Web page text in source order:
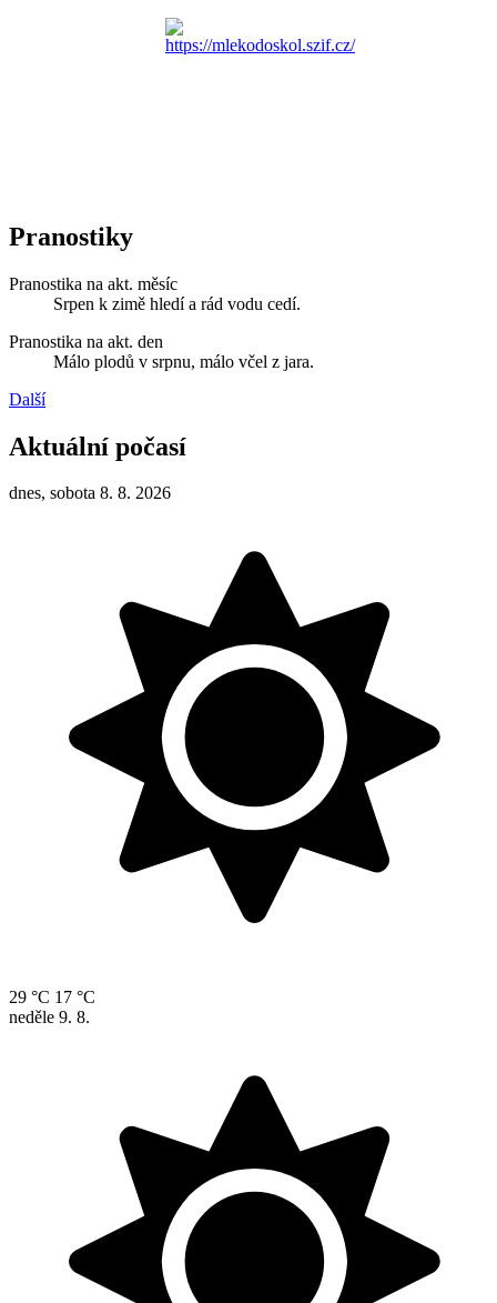
Pranostiky
Pranostika na akt. měsíc
Srpen k zimě hledí a rád vodu cedí.
Pranostika na akt. den
Málo plodů v srpnu, málo včel z jara.
Další
Aktuální počasí
dnes, sobota 8. 8. 2026
29 °C 17 °C
neděle 9. 8.